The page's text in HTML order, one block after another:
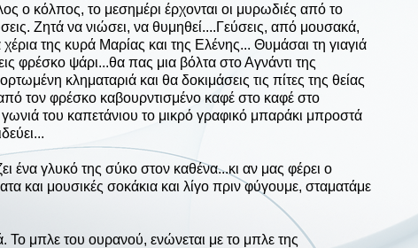
ο κόλπος, το μεσημέρι έρχονται οι μυρωδιές από το
Ζητά να νιώσει, να θυμηθεί....Γεύσεις, από μουσακά,
της κυρά Μαρίας και της Ελένης... Θυμάσαι τη γιαγιά
φρέσκο ψάρι...θα πας μια βόλτα στο Αγνάντι της
κληματαριά και θα δοκιμάσεις τις πίτες της θείας
τον φρέσκο καβουρντισμένο καφέ στο καφέ στο
του καπετάνιου το μικρό γραφικό μπαράκι μπροστά
ένα γλυκό της σύκο στον καθένα...κι αν μας φέρει ο
και μουσικές σοκάκια και λίγο πριν φύγουμε, σταματάμε
Το μπλε του ουρανού, ενώνεται με το μπλε της